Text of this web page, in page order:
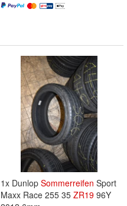
1x Dunlop Sommerreifen Sport
Maxx Race 255 35 ZR19 96Y